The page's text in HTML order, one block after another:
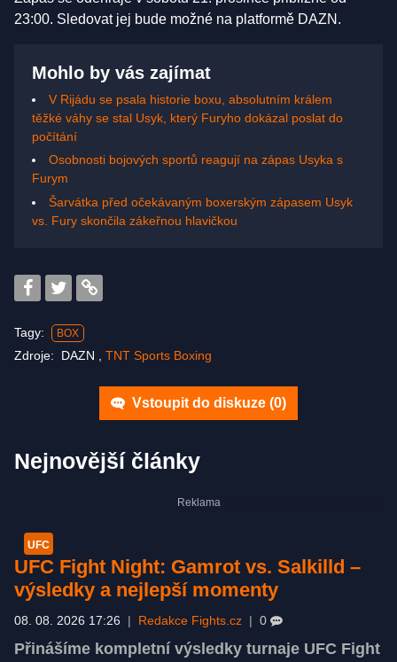
23:00. Sledovat jej bude možné na platformě DAZN.
Mohlo by vás zajímat
V Rijádu se psala historie boxu, absolutním králem
těžké váhy se stal Usyk, který Furyho dokázal poslat do
počítání
Osobnosti bojových sportů reagují na zápas Usyka s
Furym
Šarvátka před očekávaným boxerským zápasem Usyk
vs. Fury skončila zákeřnou hlavičkou
Tagy: BOX
Zdroje: DAZN TNT Sports Boxing
Vstoupit do diskuze (0)
Nejnovější články
UFC
UFC Fight Night: Gamrot vs. Salkilld –
výsledky a nejlepší momenty
08. 08. 2026 17:26 Redakce Fights.cz 0
Přinášíme kompletní výsledky turnaje UFC Fight